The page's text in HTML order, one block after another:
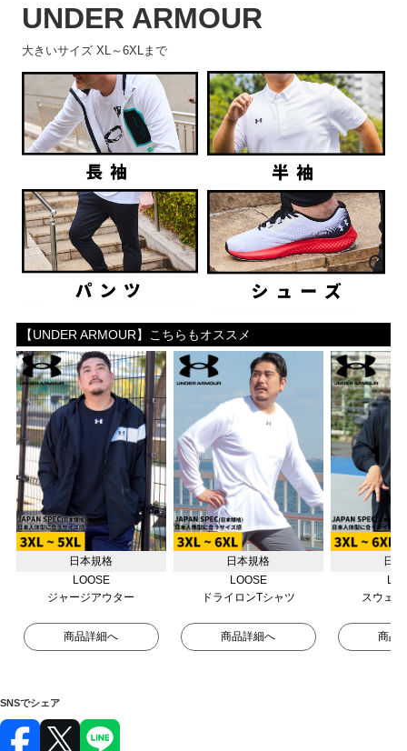
UNDER ARMOUR
大きいサイズ XL～6XLまで
【UNDER ARMOUR】こちらもオススメ
日本規格
LOOSE
ジャージアウター
商品詳細へ
日本規格
LOOSE
ドライロンTシャツ
商品詳細へ
日
スウェ
商品
SNSでシェア